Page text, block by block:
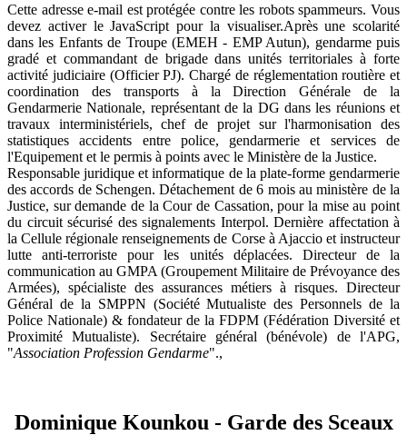
Cette adresse e-mail est protégée contre les robots spammeurs. Vous
devez activer le JavaScript pour la visualiser.Après une scolarité
dans les Enfants de Troupe (EMEH - EMP Autun), gendarme puis
gradé et commandant de brigade dans unités territoriales à forte
activité judiciaire (Officier PJ). Chargé de réglementation routière et
coordination des transports à la Direction Générale de la
Gendarmerie Nationale, représentant de la DG dans les réunions et
travaux interministériels, chef de projet sur l'harmonisation des
statistiques accidents entre police, gendarmerie et services de
l'Equipement et le permis à points avec le Ministère de la Justice.
Responsable juridique et informatique de la plate-forme gendarmerie
des accords de Schengen. Détachement de 6 mois au ministère de la
Justice, sur demande de la Cour de Cassation, pour la mise au point
du circuit sécurisé des signalements Interpol. Dernière affectation à
la Cellule régionale renseignements de Corse à Ajaccio et instructeur
lutte anti-terroriste pour les unités déplacées. Directeur de la
communication au GMPA (Groupement Militaire de Prévoyance des
Armées), spécialiste des assurances métiers à risques. Directeur
Général de la SMPPN (Société Mutualiste des Personnels de la
Police Nationale) & fondateur de la FDPM (Fédération Diversité et
Proximité Mutualiste). Secrétaire général (bénévole) de l'APG,
"Association Profession Gendarme".,
Dominique Kounkou - Garde des Sceaux